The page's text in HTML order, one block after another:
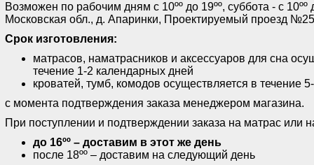
Возможен по рабочим дням с 10ºº до 19ºº, суббота - с 10ºº
Московская обл., д. Апаринки, Проектируемый проезд
Срок изготовления:
матрасов, наматрасников и аксессуаров для сна
течение 1-2 календарных дней
кроватей, тумб, комодов осуществляется в течение
с момента подтверждения заказа менеджером магазина.
При поступлении и подтверждении заказа на матрас или
до 16ºº – доставим в этот же день
после 18ºº – доставим на следующий день